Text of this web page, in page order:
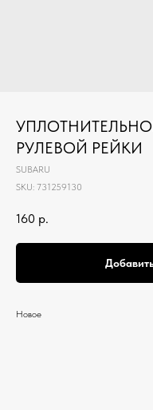
РУЛЕВОЙ РЕЙКИ
SUBARU
SKU: 731259130
160 р.
Новое